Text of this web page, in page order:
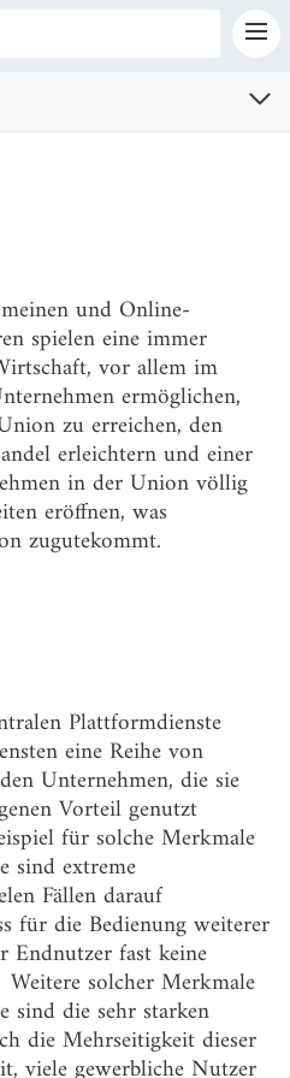
Parlaments und des Rates vom 14.
und Online-
spielen eine immer
vor allem im
ermöglichen,
zu erreichen, den
erleichtern und einer
in der Union völlig
eröffnen, was
zugutekommt.
Plattformdienste
eine Reihe von
Unternehmen, die sie
Vorteil genutzt
für solche Merkmale
sind extreme
Fällen darauf
für die Bedienung weiterer
Endnutzer fast keine
Weitere solcher Merkmale
sind die sehr starken
die Mehrseitigkeit dieser
viele gewerbliche Nutzer